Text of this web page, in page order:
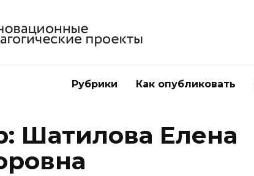
Рубрики Как опубликовать
Шатилова Елена